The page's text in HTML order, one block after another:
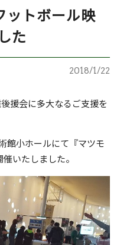
ットボール映
た
2018/1/22
援会に多大なるご支援を
館小ホールにて『マツモ
いたしました。